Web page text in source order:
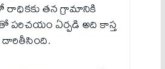
రాధికకు తన గ్రామానికి
పరిచయం ఏర్పడి అది కాస్త